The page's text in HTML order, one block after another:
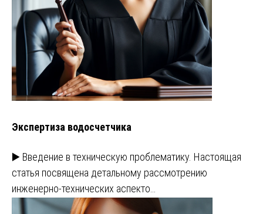
Экспертиза водосчетчика
▶️ Введение в техническую проблематику. Настоящая
статья посвящена детальному рассмотрению
инженерно-технических аспекто…